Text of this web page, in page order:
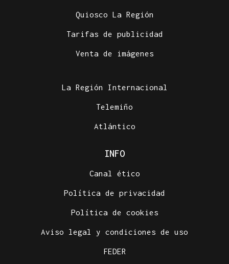
Quiosco La Región
Tarifas de publicidad
Venta de imágenes
La Región Internacional
Telemiño
Atlántico
INFO
Canal ético
Política de privacidad
Política de cookies
Aviso legal y condiciones de uso
FEDER